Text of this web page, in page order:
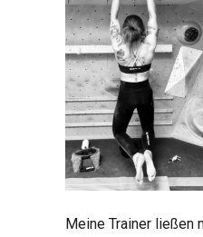
Meine Trainer ließen